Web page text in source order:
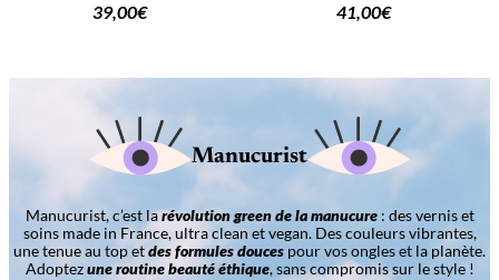
39,00€
41,00€
Manucurist
Manucurist, c’est larévolution green de la manucure: des vernis et
soins made in France, ultra clean et vegan. Des couleurs vibrantes,
une tenue au top etdes formules douces pour vos ongles et la planète.
Adoptezune routine beauté éthique, sans compromis sur le style !